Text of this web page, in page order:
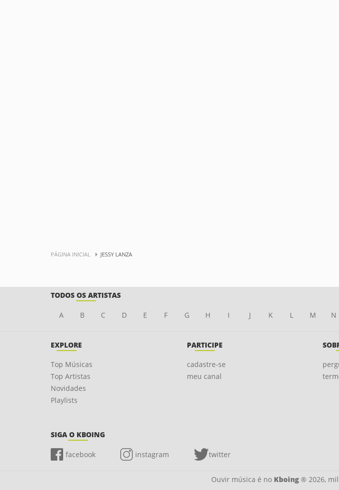
PÁGINA INICIAL JESSY LANZA
TODOS OS ARTISTAS
A B C D E F G H I J K L M N
EXPLORE
Top Músicas
Top Artistas
Novidades
Playlists
PARTICIPE
cadastre-se
meu canal
SIGA O KBOING
facebook instagram twitter
Ouvir música é no Kboing® 2026,